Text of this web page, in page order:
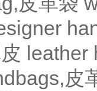
leather
皮